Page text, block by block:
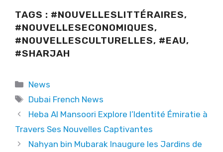
TAGS : #NOUVELLESLITTÉRAIRES,
#NOUVELLESECONOMIQUES,
#NOUVELLESCULTURELLES, #EAU,
#SHARJAH
Categories
News
Tags
Dubai French News
Heba Al Mansoori Explore l’Identité Émiratie à
Travers Ses Nouvelles Captivantes
Nahyan bin Mubarak Inaugure les Jardins de